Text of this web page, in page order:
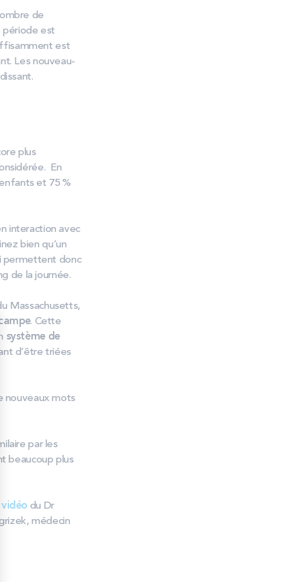
de
période est
est
Les nouveau-
plus
En
et 75 %
interaction avec
bien qu’un
permettent donc
de la journée.
Massachusetts,
. Cette
système de
d’être triées
nouveaux mots
par les
beaucoup plus
vidéo du Dr
médecin